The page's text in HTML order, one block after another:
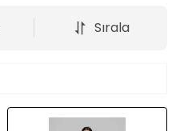
Sırala